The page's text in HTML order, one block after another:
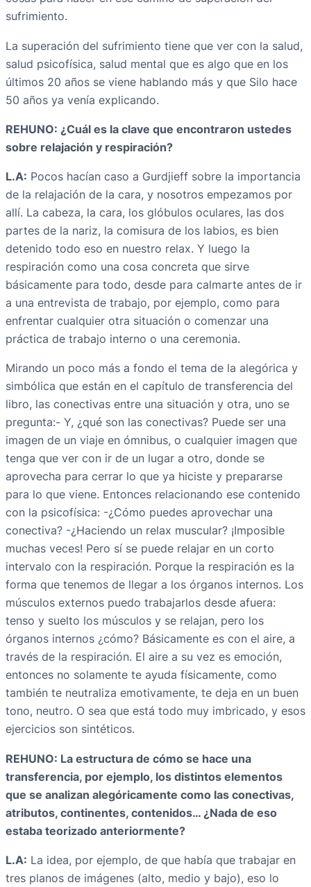
sufrimiento.
La superación del sufrimiento tiene que ver con la salud,
salud psicofísica, salud mental que es algo que en los
últimos 20 años se viene hablando más y que Silo hace
50 años ya venía explicando.
REHUNO: ¿Cuál es la clave que encontraron ustedes
sobre relajación y respiración?
L.A: Pocos hacían caso a Gurdjieff sobre la importancia
de la relajación de la cara, y nosotros empezamos por
allí. La cabeza, la cara, los glóbulos oculares, las dos
partes de la nariz, la comisura de los labios, es bien
detenido todo eso en nuestro relax. Y luego la
respiración como una cosa concreta que sirve
básicamente para todo, desde para calmarte antes de ir
a una entrevista de trabajo, por ejemplo, como para
enfrentar cualquier otra situación o comenzar una
práctica de trabajo interno o una ceremonia.
Mirando un poco más a fondo el tema de la alegórica y
simbólica que están en el capítulo de transferencia del
libro, las conectivas entre una situación y otra, uno se
pregunta:- Y, ¿qué son las conectivas? Puede ser una
imagen de un viaje en ómnibus, o cualquier imagen que
tenga que ver con ir de un lugar a otro, donde se
aprovecha para cerrar lo que ya hiciste y prepararse
para lo que viene. Entonces relacionando ese contenido
con la psicofísica: -¿Cómo puedes aprovechar una
conectiva? -¿Haciendo un relax muscular? ¡Imposible
muchas veces! Pero sí se puede relajar en un corto
intervalo con la respiración. Porque la respiración es la
forma que tenemos de llegar a los órganos internos. Los
músculos externos puedo trabajarlos desde afuera:
tenso y suelto los músculos y se relajan, pero los
órganos internos ¿cómo? Básicamente es con el aire, a
través de la respiración. El aire a su vez es emoción,
entonces no solamente te ayuda físicamente, como
también te neutraliza emotivamente, te deja en un buen
tono, neutro. O sea que está todo muy imbricado, y esos
ejercicios son sintéticos.
REHUNO: La estructura de cómo se hace una
transferencia, por ejemplo, los distintos elementos
que se analizan alegóricamente como las conectivas,
atributos, continentes, contenidos… ¿Nada de eso
estaba teorizado anteriormente?
L.A: La idea, por ejemplo, de que había que trabajar en
tres planos de imágenes (alto, medio y bajo), eso lo